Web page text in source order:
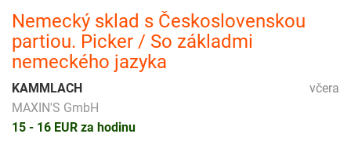
Nemecký sklad s Československou
partiou. Picker / So základmi
nemeckého jazyka
včera
KAMMLACH
MAXIN'S GmbH
15 - 16 EUR za hodinu